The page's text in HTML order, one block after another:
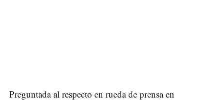
Preguntada al respecto en rueda de prensa en